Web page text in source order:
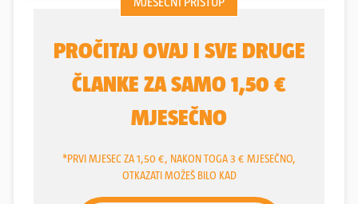
je živjela obitelj USKOK-ovoga optuženika iz akcije
2021., a zbog osvete za maltretiranje Lea Zdenjaka
u zatvoru.